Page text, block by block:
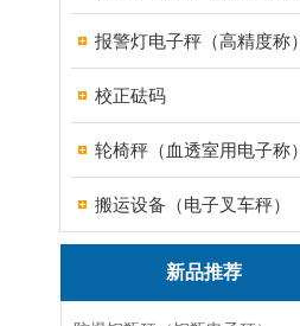
报警灯电子秤（高精度称）
校正砝码
轮椅秤（血透室用电子称）
搬运设备（电子叉车秤）
新品推荐